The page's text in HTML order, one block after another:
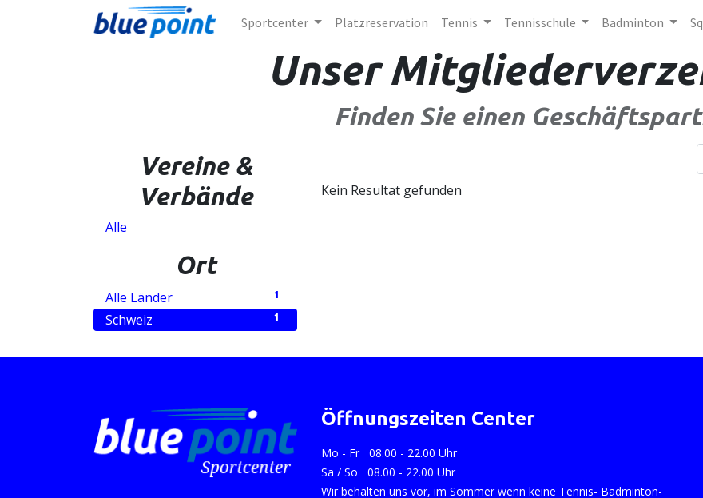
Sportcenter Platzreservation Tennis Tennisschule Badminton
Unser
Finden Sie einen
Vereine &
Verbände
Alle
Ort
Alle Länder 1
Schweiz 1
Kein Resultat gefunden
Öffnungszeiten Center
Mo - Fr 08.00 - 22.00 Uhr
Sa / So 08.00 - 22.00 Uhr
Wir behalten uns vor, im Sommer wenn keine Tennis- Badminton-